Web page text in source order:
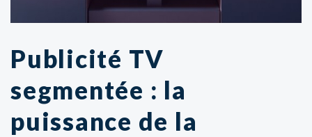
Publicité TV
segmentée : la
puissance de la